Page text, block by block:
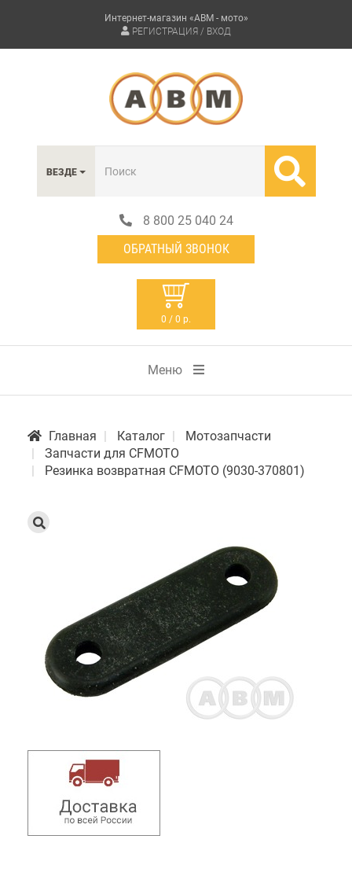
Интернет-магазин «АВМ - мото»
РЕГИСТРАЦИЯ / ВХОД
ВЕЗДЕ
8 800 25 040 24
ОБРАТНЫЙ ЗВОНОК
0 / 0 р.
Меню
Главная Каталог
Мотозапчасти
Запчасти для CFMOTO
Резинка возвратная CFMOTO (9030-370801)